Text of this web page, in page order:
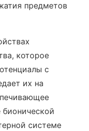
предметов
которое
с
их на
системе